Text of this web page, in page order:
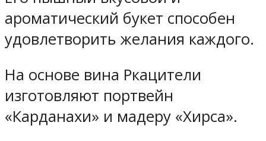
ароматический букет способен
удовлетворить желания каждого.
На основе вина Ркацители
изготовляют портвейн
«Карданахи» и мадеру «Хирса».